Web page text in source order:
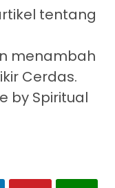
tentang
menambah
Cerdas.
by Spiritual